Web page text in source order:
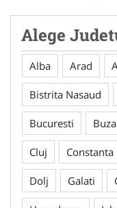
Alege
Alba Arad
Bistrita Nasaud
Bucuresti
Cluj Constanta
Dolj Galati